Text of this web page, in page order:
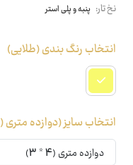
نخ تار: پنبه و پلی استر
انتخاب رنگ بندی(طلایی)
انتخاب سایز(دوازده متری (4 * 3))